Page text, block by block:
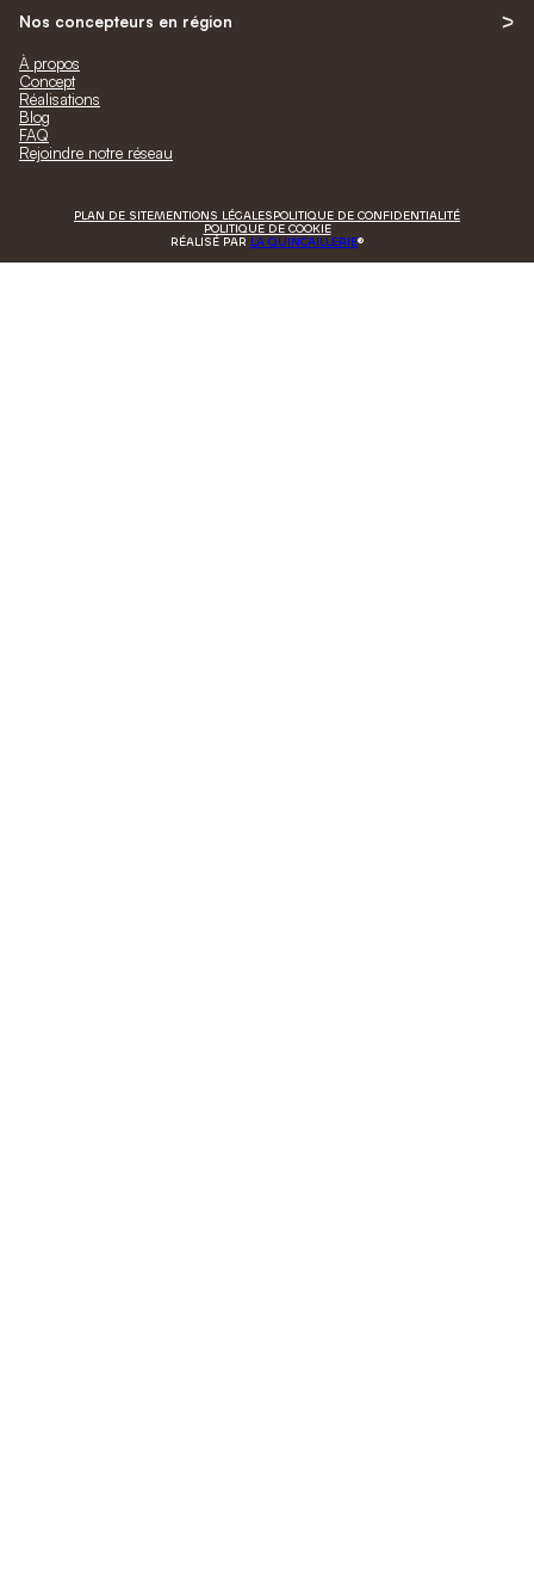
Nos concepteurs en région
À propos
Concept
Réalisations
Blog
FAQ
Rejoindre notre réseau
PLAN DE SITEMENTIONS LÉGALESPOLITIQUE DE CONFIDENTIALITÉ
POLITIQUE DE COOKIE
RÉALISÉ PAR LA QUINCAILLERIE®